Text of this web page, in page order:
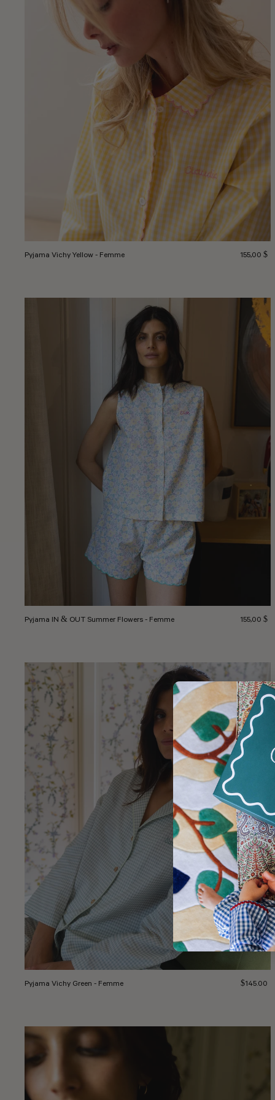
Pyjama Vichy Yellow - Femme Prix normal
155,00 $
Pyjama IN & OUT Summer Flowers - Femme Prix normal
155,00 $
Pyjama Vichy Green - Femme Prix régulier
$145.00